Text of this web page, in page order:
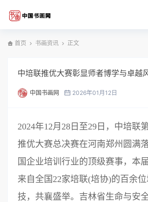
首页 书画资讯 正文
中培联推优大赛彰显师者博学与卓越
中国书画网 2026年01月12日
2024年12月28日至29日，中培联
推优大赛总决赛在河南郑州圆满
国企业培训行业的顶级赛事，本
来自全国22家培联(培协)的百余
技，共襄盛举。吉林省生命与安